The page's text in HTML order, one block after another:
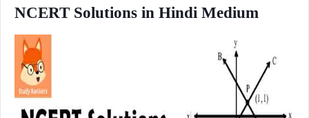
NCERT Solutions in Hindi Medium